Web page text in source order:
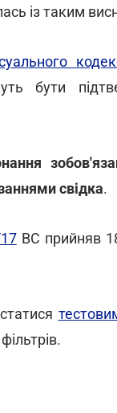
із таким
бути
свідка.
ВС прийняв